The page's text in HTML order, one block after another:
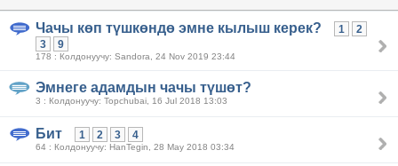
Чачы көп түшкөндө эмне кылыш керек? 1
2
3
9
178 : Колдонуучу: Sandora, 24 Nov 2019 23:44
Эмнеге адамдын чачы түшөт?
3 : Колдонуучу: Topchubai, 16 Jul 2018 13:03
Бит 1 2 3 4
64 : Колдонуучу: HanTegin, 28 May 2018 03:34